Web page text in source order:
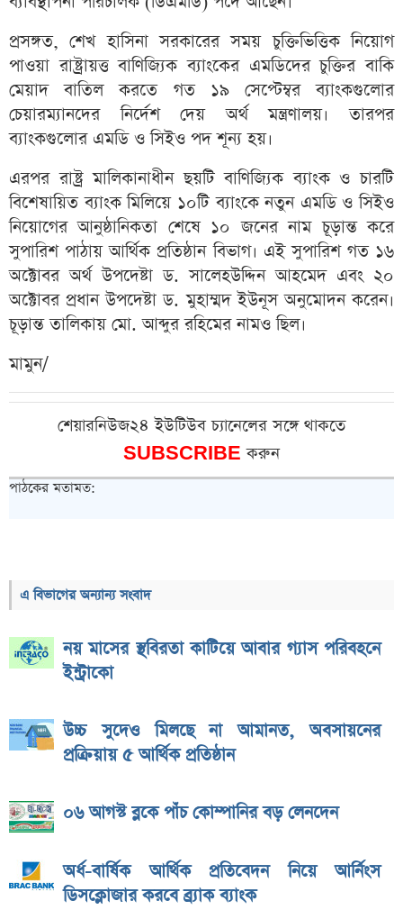
প্রসঙ্গত, শেখ হাসিনা সরকারের সময় চুক্তিভিত্তিক নিয়োগ
পাওয়া রাষ্ট্রায়ত্ত বাণিজ্যিক ব্যাংকের এমডিদের চুক্তির বাকি
মেয়াদ বাতিল করতে গত ১৯ সেপ্টেম্বর ব্যাংকগুলোর
চেয়ারম্যানদের নির্দেশ দেয় অর্থ মন্ত্রণালয়। তারপর
ব্যাংকগুলোর এমডি ও সিইও পদ শূন্য হয়।
এরপর রাষ্ট্র মালিকানাধীন ছয়টি বাণিজ্যিক ব্যাংক ও চারটি
বিশেষায়িত ব্যাংক মিলিয়ে ১০টি ব্যাংকে নতুন এমডি ও সিইও
নিয়োগের আনুষ্ঠানিকতা শেষে ১০ জনের নাম চূড়ান্ত করে
সুপারিশ পাঠায় আর্থিক প্রতিষ্ঠান বিভাগ। এই সুপারিশ গত ১৬
অক্টোবর অর্থ উপদেষ্টা ড. সালেহউদ্দিন আহমেদ এবং ২০
অক্টোবর প্রধান উপদেষ্টা ড. মুহাম্মদ ইউনূস অনুমোদন করেন।
চূড়ান্ত তালিকায় মো. আব্দুর রহিমের নামও ছিল।
মামুন/
শেয়ারনিউজ২৪ ইউটিউব চ্যানেলের সঙ্গে থাকতে
SUBSCRIBEকরুন
পাঠকের মতামত:
এ বিভাগের অন্যান্য সংবাদ
নয় মাসের স্থবিরতা কাটিয়ে আবার গ্যাস পরিবহনে
ইন্ট্রাকো
উচ্চ সুদেও মিলছে না আমানত, অবসায়নের
প্রক্রিয়ায় ৫ আর্থিক প্রতিষ্ঠান
০৬ আগস্ট ব্লকে পাঁচ কোম্পানির বড় লেনদেন
অর্ধ-বার্ষিক আর্থিক প্রতিবেদন নিয়ে আর্নিংস
ডিসক্লোজার করবে ব্র্যাক ব্যাংক